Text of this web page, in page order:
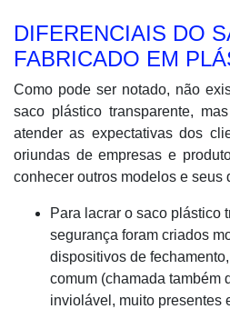
DIFERENCIAIS DO
FABRICADO EM
Como pode ser notado, não
saco plástico transparente,
atender as expectativas dos
oriundas de empresas e
conhecer outros modelos e seus
Para lacrar o saco plástico
segurança foram criados
dispositivos de
comum (chamada também
inviolável, muito presentes